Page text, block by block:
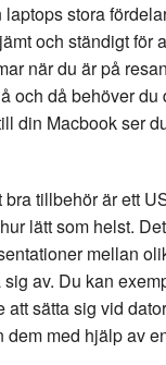
laptops stora
och ständigt för
när du är på
och då behöver du
din Macbook ser
bra tillbehör är ett
lätt som helst.
mellan
av. Du kan
att sätta sig vid
dem med hjälp av